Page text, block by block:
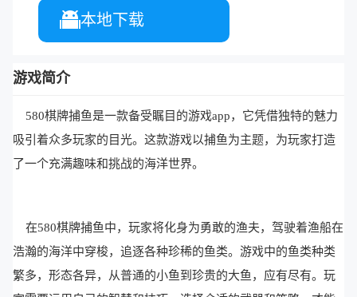
本地下载
游戏简介
580棋牌捕鱼是一款备受瞩目的游戏app，它凭借独特的魅力
吸引着众多玩家的目光。这款游戏以捕鱼为主题，为玩家打造
了一个充满趣味和挑战的海洋世界。
在580棋牌捕鱼中，玩家将化身为勇敢的渔夫，驾驶着渔船在
浩瀚的海洋中穿梭，追逐各种珍稀的鱼类。游戏中的鱼类种类
繁多，形态各异，从普通的小鱼到珍贵的大鱼，应有尽有。玩